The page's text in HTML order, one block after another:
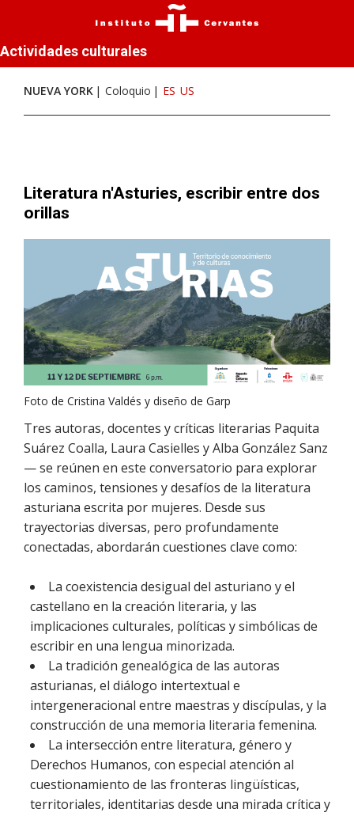
Actividades culturales
NUEVA YORK Coloquio ES US
Literatura n'Asturies, escribir entre dos
orillas
Foto de Cristina Valdés y diseño de Garp
Tres autoras, docentes y críticas literarias Paquita
Suárez Coalla, Laura Casielles y Alba González Sanz
— se reúnen en este conversatorio para explorar
los caminos, tensiones y desafíos de la literatura
asturiana escrita por mujeres. Desde sus
trayectorias diversas, pero profundamente
conectadas, abordarán cuestiones clave como:
La coexistencia desigual del asturiano y el
castellano en la creación literaria, y las
implicaciones culturales, políticas y simbólicas de
escribir en una lengua minorizada.
La tradición genealógica de las autoras
asturianas, el diálogo intertextual e
intergeneracional entre maestras y discípulas, y la
construcción de una memoria literaria femenina.
La intersección entre literatura, género y
Derechos Humanos, con especial atención al
cuestionamiento de las fronteras lingüísticas,
territoriales, identitarias desde una mirada crítica y